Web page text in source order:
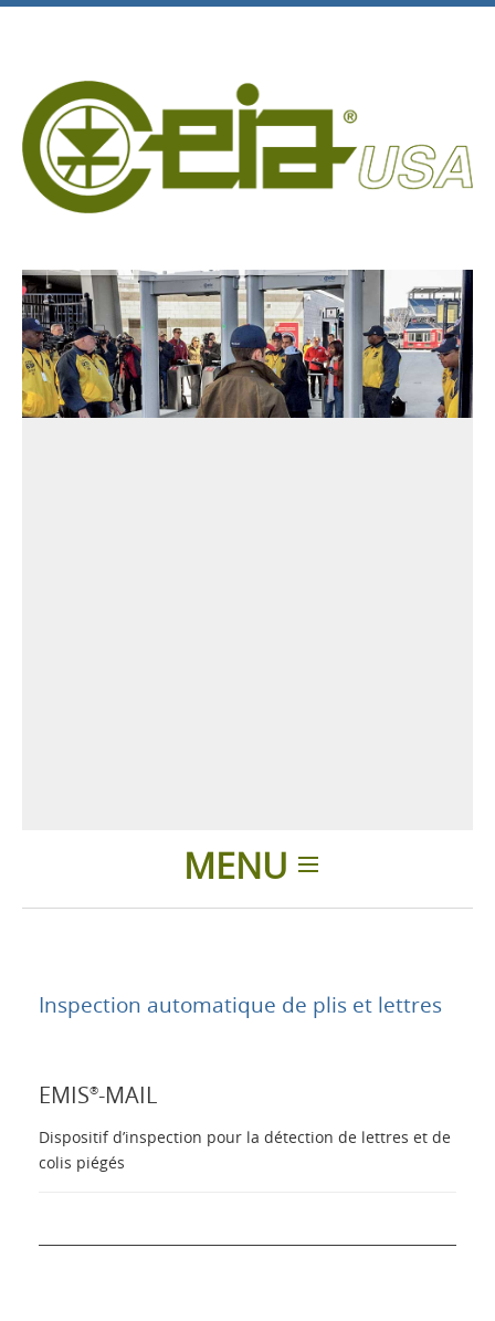
MENU
Applications
Présentation
Inspection automatique de plis et lettres
EMIS®-MAIL
Dispositif d’inspection pour la détection de lettres et de
colis piégés